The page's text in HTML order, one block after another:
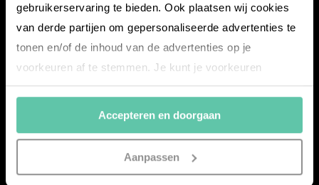
gebruikerservaring te bieden. Ook plaatsen wij cookies
van derde partijen om gepersonaliseerde advertenties te
tonen en/of de inhoud van de advertenties op je
voorkeuren af te stemmen. Je kunt je voorkeuren
beheren via ‘Zelf instellen’. Klik je op ‘Accepteren en
Accepteren en doorgaan
Aanpassen
Mit demfrankreich-webazine.demöchten wir euch eine
Plattform voller Inspirationen bieten – mit News,
Reisereportagen, den besten Übernachtungsadressen
sowie Insider-Tipps aus Frankreich.